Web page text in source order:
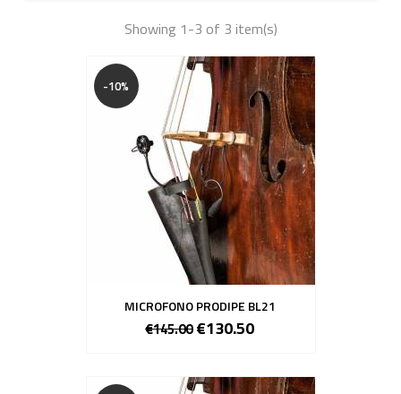
Showing 1-3 of 3 item(s)
MICROFONO PRODIPE BL21
€145.00 €130.50
-10%